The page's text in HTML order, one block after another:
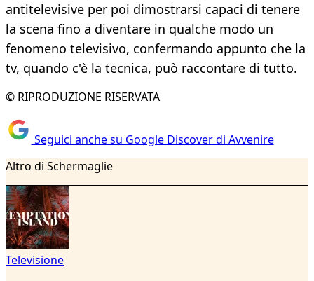
antitelevisive per poi dimostrarsi capaci di tenere
la scena fino a diventare in qualche modo un
fenomeno televisivo, confermando appunto che la
tv, quando c'è la tecnica, può raccontare di tutto.
© RIPRODUZIONE RISERVATA
Seguici anche su Google Discover di Avvenire
Altro di Schermaglie
Televisione